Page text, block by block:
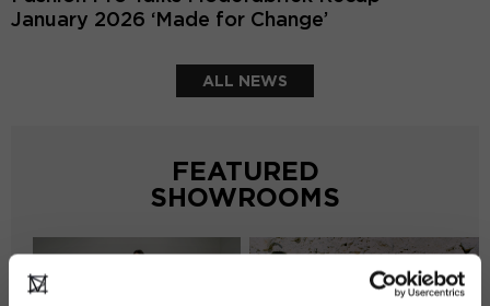
January 2026 ‘Made for Change’
ALL NEWS
FEATURED
SHOWROOMS